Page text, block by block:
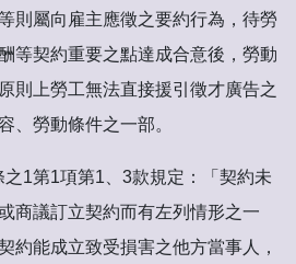
則屬向雇主應徵之要約行為，待勞
等契約重要之點達成合意後，勞動
則上勞工無法直接援引徵才廣告之
、勞動條件之一部。
1第1項第1、3款規定：「契約未
商議訂立契約而有左列情形之一
約能成立致受損害之他方當事人，